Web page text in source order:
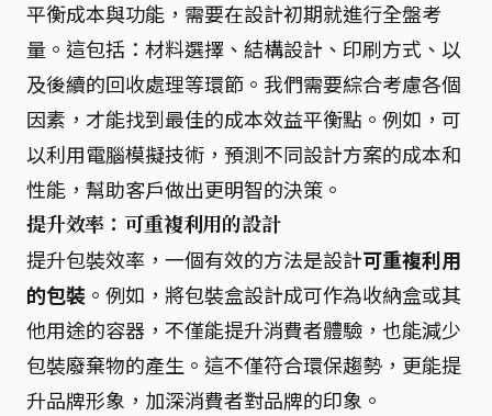
平衡成本與功能，需要在設計初期就進行全盤考
量。這包括：材料選擇、結構設計、印刷方式、以
及後續的回收處理等環節。我們需要綜合考慮各個
因素，才能找到最佳的成本效益平衡點。例如，可
以利用電腦模擬技術，預測不同設計方案的成本和
性能，幫助客戶做出更明智的決策。
提升效率：可重複利用的設計
提升包裝效率，一個有效的方法是設計可重複利用
的包裝 。例如，將包裝盒設計成可作為收納盒或其
他用途的容器，不僅能提升消費者體驗，也能減少
包裝廢棄物的產生。這不僅符合環保趨勢，更能提
升品牌形象，加深消費者對品牌的印象。